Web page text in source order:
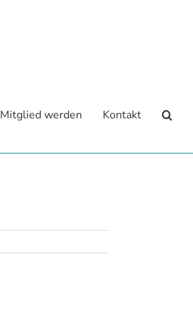
Mitglied werden Kontakt